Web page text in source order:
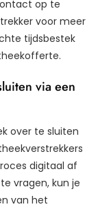
op te
voor meer
tijdsbestek
via een
over te sluiten
digitaal af
vragen, kun je
van het